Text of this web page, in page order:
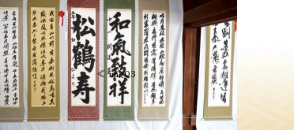
投
稿
≪ img03